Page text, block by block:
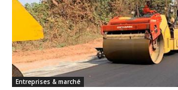
Entreprises & marché